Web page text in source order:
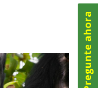
Pregunte ahora